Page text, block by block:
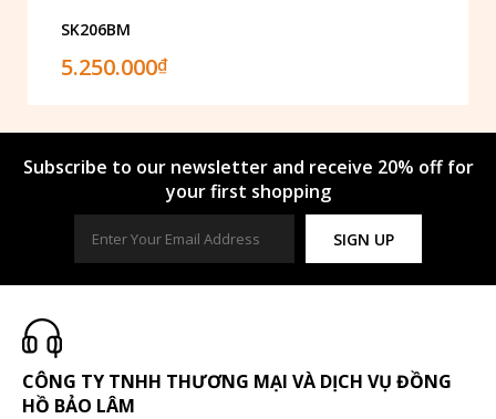
SK206BM
5.250.000₫
Subscribe to our newsletter and receive 20% off for
your first shopping
SIGN UP
CÔNG TY TNHH THƯƠNG MẠI VÀ DỊCH VỤ ĐỒNG
HỒ BẢO LÂM